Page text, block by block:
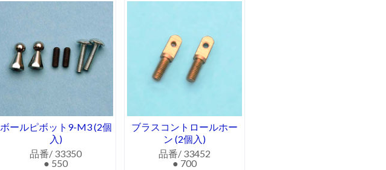
ボールピボット9-M3 (2個
入)
品番/ 33350
● 550
ブラスコントロールホー
ン (2個入)
品番/ 33452
● 700